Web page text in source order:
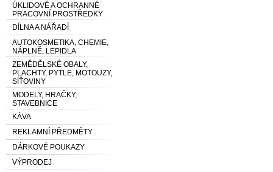
ÚKLIDOVÉ A OCHRANNÉ
PRACOVNÍ PROSTŘEDKY
DÍLNA A NÁŘADÍ
AUTOKOSMETIKA, CHEMIE,
NÁPLNĚ, LEPIDLA
ZEMĚDĚLSKÉ OBALY,
PLACHTY, PYTLE, MOTOUZY,
SÍŤOVINY
MODELY, HRAČKY,
STAVEBNICE
KÁVA
REKLAMNÍ PŘEDMĚTY
DÁRKOVÉ POUKAZY
VÝPRODEJ